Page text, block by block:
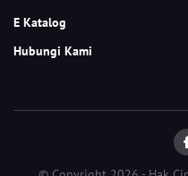
E Katalog
Hubungi Kami